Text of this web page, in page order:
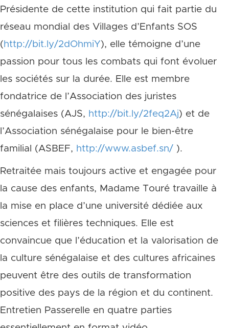
Présidente de cette institution qui fait partie du
réseau mondial des Villages d’Enfants SOS
( http://bit.ly/2dOhmiY), elle témoigne d’une
passion pour tous les combats qui font évoluer
les sociétés sur la durée. Elle est membre
fondatrice de l’Association des juristes
sénégalaises (AJS, http://bit.ly/2feq2Aj) et de
l’Association sénégalaise pour le bien-être
familial (ASBEF, http://www.asbef.sn/ ).
Retraitée mais toujours active et engagée pour
la cause des enfants, Madame Touré travaille à
la mise en place d’une université dédiée aux
sciences et filières techniques. Elle est
convaincue que l’éducation et la valorisation de
la culture sénégalaise et des cultures africaines
peuvent être des outils de transformation
positive des pays de la région et du continent.
Entretien Passerelle en quatre parties